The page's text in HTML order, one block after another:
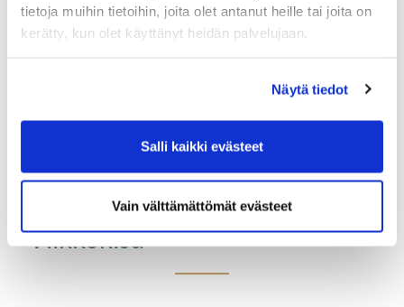
tietoja muihin tietoihin, joita olet antanut heille tai joita on
kerätty, kun olet käyttänyt heidän palvelujaan.
Näytä tiedot
Salli kaikki evästeet
Vain välttämättömät evästeet
viettää aikaa yhdessä, nauttia toisten seurasta ja
haastaa itseään mukavassa ilmapiirissä tukien samalla
Golfaa Naiselle Ammatti Open 9.7.2025
Viikkokisa